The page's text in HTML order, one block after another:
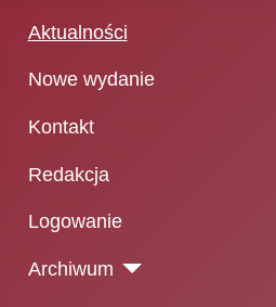
Aktualności
Nowe wydanie
Kontakt
Redakcja
Logowanie
Archiwum